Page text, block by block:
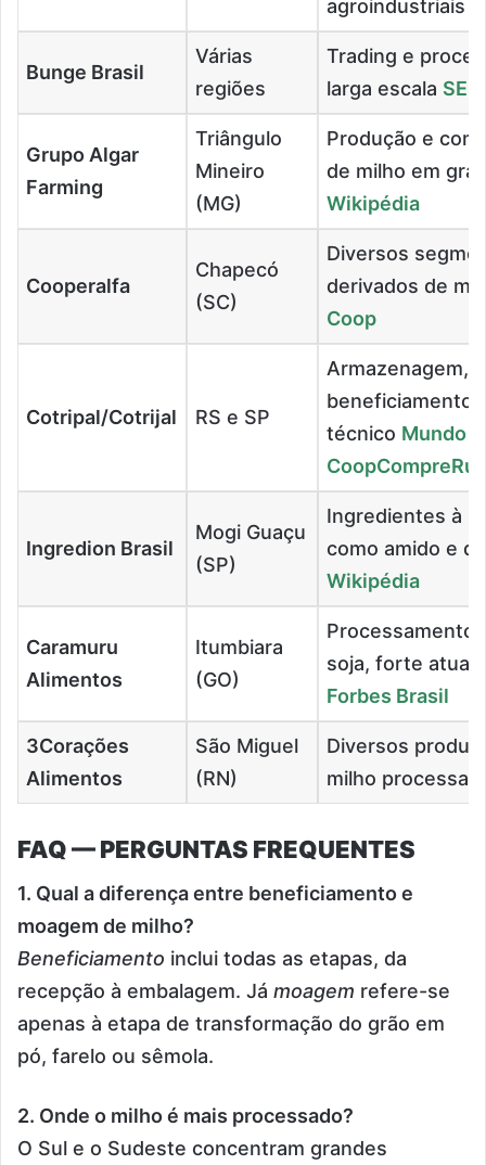
agroindustriais
Bunge Brasil
Várias
regiões
Trading e
larga escala
Grupo Algar
Farming
Triângulo
Mineiro
(MG)
Produção e
de milho em
Wikipédia
Cooperalfa
Chapecó
(SC)
Diversos
derivados de
Coop
Cotripal/Cotrijal RS e SP
Armazenagem,
beneficiamento
técnico Mundo
Coop
Ingredion Brasil
Mogi Guaçu
(SP)
Ingredientes à
como amido e
Wikipédia
Caramuru
Alimentos
Itumbiara
(GO)
Processamento
soja, forte
Forbes Brasil
3Corações
Alimentos
São Miguel
(RN)
Diversos
milho
FAQ — PERGUNTAS FREQUENTES
1. Qual a diferença entre beneficiamento e
moagem de milho?
Beneficiamento inclui todas as etapas, da
recepção à embalagem. Já moagem refere-se
apenas à etapa de transformação do grão em
pó, farelo ou sêmola.
2. Onde o milho é mais processado?
O Sul e o Sudeste concentram grandes